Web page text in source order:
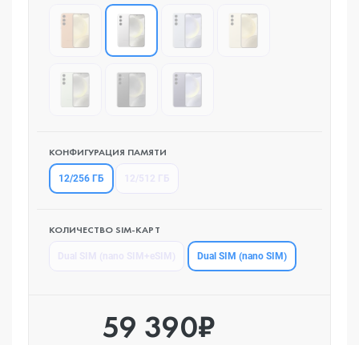
КОНФИГУРАЦИЯ ПАМЯТИ
12/256 ГБ
КОЛИЧЕСТВО SIM-КАРТ
Dual SIM (nano SIM)
59 390₽